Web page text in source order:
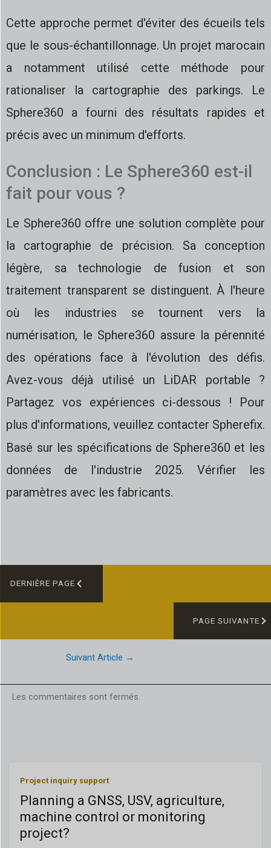
Cette approche permet d'éviter des écueils tels
que le sous-échantillonnage. Un projet marocain
a notamment utilisé cette méthode pour
rationaliser la cartographie des parkings. Le
Sphere360 a fourni des résultats rapides et
précis avec un minimum d'efforts.
Conclusion : Le Sphere360 est-il
fait pour vous ?
Le Sphere360 offre une solution complète pour
la cartographie de précision. Sa conception
légère, sa technologie de fusion et son
traitement transparent se distinguent. À l'heure
où les industries se tournent vers la
numérisation, le Sphere360 assure la pérennité
des opérations face à l'évolution des défis.
Avez-vous déjà utilisé un LiDAR portable ?
Partagez vos expériences ci-dessous ! Pour
plus d'informations, veuillez contacter Spherefix.
Basé sur les spécifications de Sphere360 et les
données de l'industrie 2025. Vérifier les
paramètres avec les fabricants.
DERNIÈRE PAGE
PAGE SUIVANTE
Suivant Article →
Les commentaires sont fermés.
Project inquiry support
Planning a GNSS, USV, agriculture,
machine control or monitoring
project?